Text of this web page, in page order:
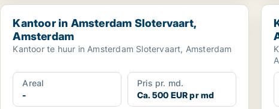
Kantoor in Amsterdam Slotervaart, Amsterdam
Kantoor in Amsterdam Slotervaart,
Amsterdam
Kantoor te huur in Amsterdam Slotervaart, Amsterdam
Areal
-
Pris pr. md.
Ca. 500 EUR pr md